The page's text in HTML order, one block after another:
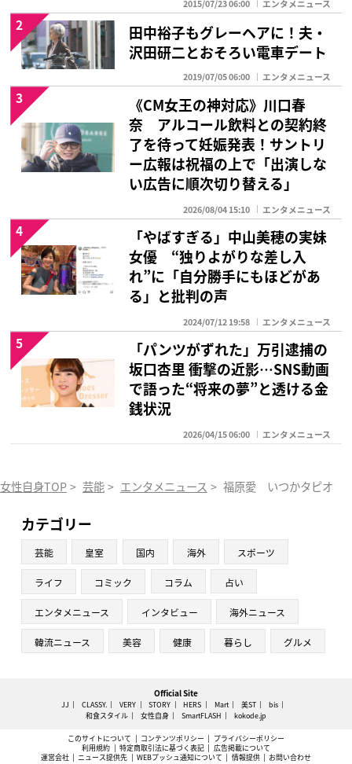
2015/07/23 06:00 エンタメニュース
田中裕子もグレーヘアに！夫・
沢田研二とおそろい電車デート
2019/07/05 06:00 エンタメニュース
2
《CM女王の神対応》川口春
奈 アルコール飲料との契約終
了を待って妊娠発表！サントリ
ー広報は祝福の上で「出演しな
い広告に順次切り替える」
2026/08/04 15:10 エンタメニュース
3
「やばすぎる」中山美穂の実妹
女優 “独りよがりな差し入
れ”に「自分勝手にもほどがあ
る」と批判の声
2024/07/12 19:58 エンタメニュース
4
「パンツがずれた」万引逮捕の
坂口杏里 衝撃の近影…SNS動画
で語った“将来の夢”と透ける金
銭状況
2026/04/15 06:00 エンタメニュース
5
女性自身TOP > 芸能 > エンタメニュース > 福原愛 いつかタピオカ
カテゴリー
芸能 皇室 国内 海外 スポーツ
ライフ コミック コラム 占い
エンタメニュース インタビュー 海外ニュース
韓流ニュース 美容 健康 暮らし グルメ
Official Site
JJ CLASSY. VERY STORY HERS Mart 美ST
bis
和食スタイル
女性自身 SmartFLASH kokode.jp
このサイトについて コンテンツポリシー
プライバシーポリシー
利用規約
特定商取引法に基づく表記
広告掲載について
運営会社
ニュース提供先 WEBプッシュ通知について 情報提供 お問い合わせ